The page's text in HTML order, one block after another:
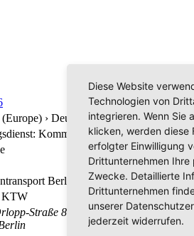
› Deutschland (Germany)
Kommerzielles Unternehmen
Berlin
KTW
Straße 89
Diese Website
Technologien von
integrieren. Wenn Sie
klicken, werden diese
erfolgter Einwilligung
Drittunternehmen
Zwecke. Detaillierte
Drittunternehmen
unserer
jederzeit widerrufen.